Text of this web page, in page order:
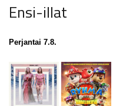
Ensi-illat
Perjantai 7.8.